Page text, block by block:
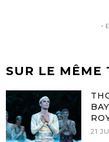
-
SUR LE MÊME
21